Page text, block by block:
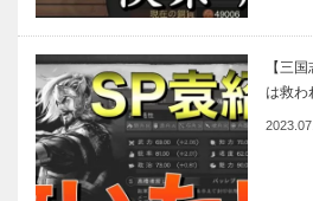
【三
は救わ